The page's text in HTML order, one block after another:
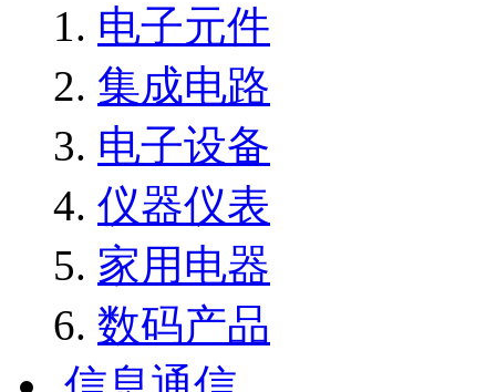
电子元件
集成电路
电子设备
仪器仪表
家用电器
数码产品